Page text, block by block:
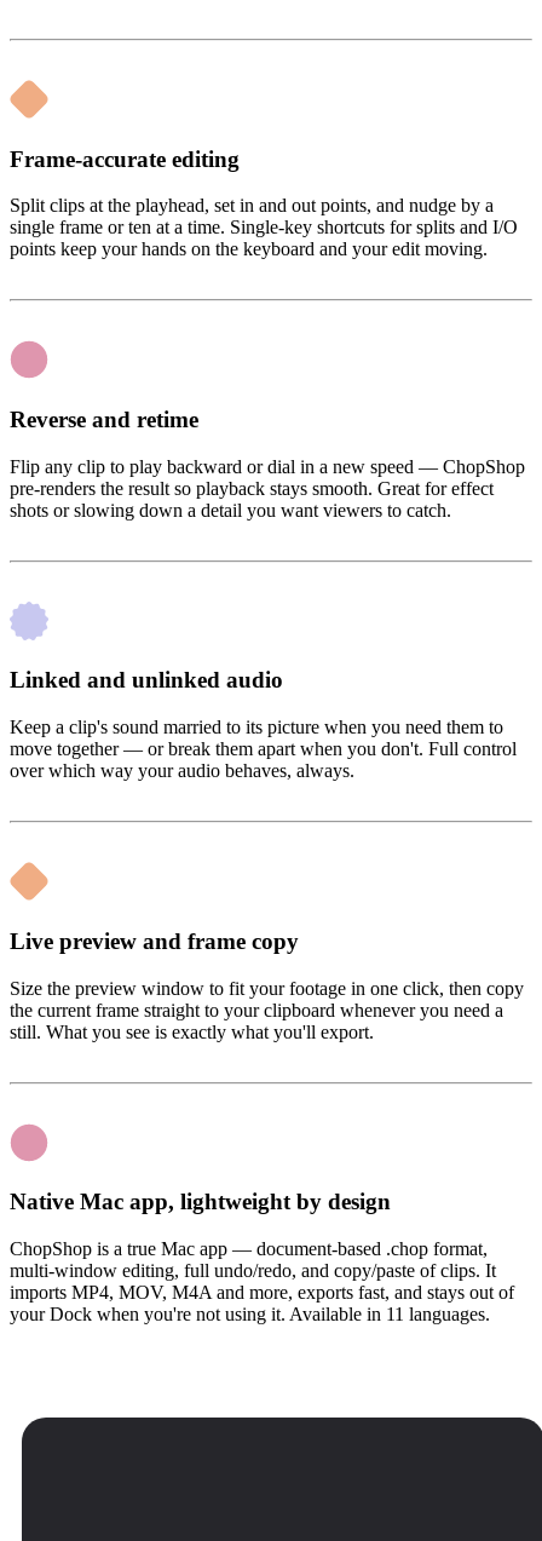
Frame-accurate editing
Split clips at the playhead, set in and out points, and nudge by a
single frame or ten at a time. Single-key shortcuts for splits and I/O
points keep your hands on the keyboard and your edit moving.
Reverse and retime
Flip any clip to play backward or dial in a new speed — ChopShop
pre-renders the result so playback stays smooth. Great for effect
shots or slowing down a detail you want viewers to catch.
Linked and unlinked audio
Keep a clip's sound married to its picture when you need them to
move together — or break them apart when you don't. Full control
over which way your audio behaves, always.
Live preview and frame copy
Size the preview window to fit your footage in one click, then copy
the current frame straight to your clipboard whenever you need a
still. What you see is exactly what you'll export.
Native Mac app, lightweight by design
ChopShop is a true Mac app — document-based .chop format,
multi-window editing, full undo/redo, and copy/paste of clips. It
imports MP4, MOV, M4A and more, exports fast, and stays out of
your Dock when you're not using it. Available in 11 languages.